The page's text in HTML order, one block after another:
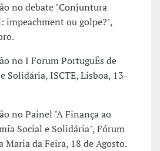
no debate "Conjuntura
impeachment ou golpe?",
no I Forum PortuguÊs de
Solidária, ISCTE, Lisboa, 13-
no Painel "A Finança ao
Social e Solidária", Fórum
Maria da Feira, 18 de Agosto.